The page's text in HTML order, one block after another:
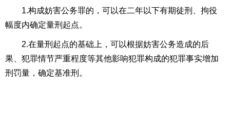
1.构成妨害公务罪的，可以在二年以下有期徒刑、拘役
幅度内确定量刑起点。
2.在量刑起点的基础上，可以根据妨害公务造成的后
果、犯罪情节严重程度等其他影响犯罪构成的犯罪事实增加
刑罚量，确定基准刑。